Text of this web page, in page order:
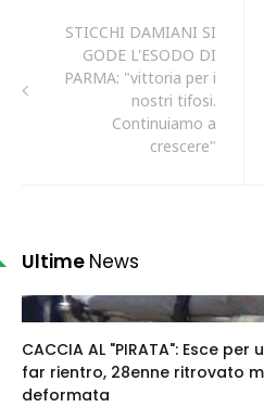
STICCHI DAMIANI SI
GODE L'ESODO DI
PARMA: "vittoria per i
nostri tifosi.
Continuiamo a
crescere"
Ultime News
CACCIA AL "PIRATA": Esce
far rientro, 28enne ritrovato
deformata